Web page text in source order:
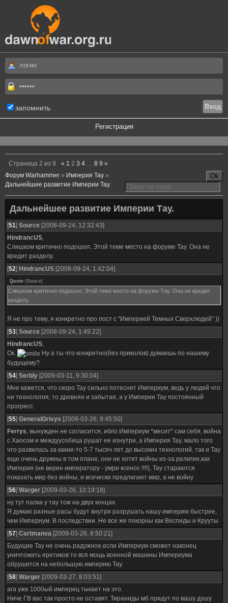
запомнить
Регистрация
.
Страница 2 из 9 « 1 2 3 4 … 8 9 »
Форум Warhammer » Империя Тау »
Дальнейшее развитие Империи Тау.
Дальнейшее развитие Империи Тау.
[51] Source [2008-09-24, 12:32:43]
HindrancUS,
Слишком критично подошол. Этой теме место на форуме Тау. Она не
вредит разделу.
[52] HindrancUS [2008-09-24, 1:42:04]
Quote (Source)
Слишком критично подошол. Этой теме место на форуме Тау. Она не вредит
разделу.
Я не про тему, я конкретно про пост с "Империей Темных Сверхлюдей" ))
[53] Source [2008-09-24, 1:49:22]
HindrancUS,
Ок.
Ну а ты что конкретно(без приколов) думаешь по нашему
будущему?
[54] SerbIy [2009-03-11, 9:30:04]
Мне кажется, что скоро Тау сильно потеснят Империум, ведь у людей что
ни технология, то древняя и забытая, а у Империи Тау постоянный
прогресс.
[55] GeneralGrivys [2009-03-26, 9:45:50]
Ferrys, вынужден не согласится, ибло Империум *месит* сам себя, война
с Хаосом и междуусобица рушат ее изнутри, а Империя Тау, мало того
что развилась за какие-то 5-7 тысяч лет до высоких технологий, так и Тау
еще очень дружны в том плане, они не хотят войны из-за религии,как
Империя (не верен императору - умри ксенос !!!!), Тау стараются
показать мир без войны, и всечески предлагают мир, а не войну
[56] Warger [2009-03-26, 10:19:18]
ну тут палка у тау тож на двух концах.
Я думаю разные расы будут внутри разрушать нашу империю быстрее,
чем Империум. В последствии. Не все же покорны как Веспиды и Крууты
[57] Cartmanva [2009-03-26, 8:50:21]
Будущие Тау не очень радужное,если Империум сможет наконец
уничтожить еретиков то вся мощь военной машины Империума
обрушится на небольшую империю Тау.
[58] Warger [2009-03-27, 8:03:51]
ага уже 1000ый имперец тыкает на это.
Ниче ГВ вас так просто не оставят. Тираниды мб придут по вашу душу